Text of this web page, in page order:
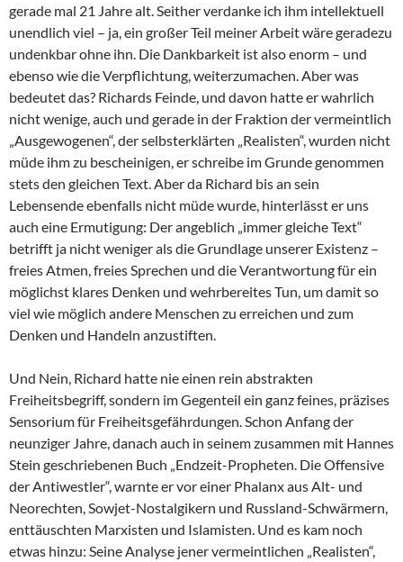
gerade mal 21 Jahre alt. Seither verdanke ich ihm intellektuell
unendlich viel – ja, ein großer Teil meiner Arbeit wäre geradezu
undenkbar ohne ihn. Die Dankbarkeit ist also enorm – und
ebenso wie die Verpflichtung, weiterzumachen. Aber was
bedeutet das? Richards Feinde, und davon hatte er wahrlich
nicht wenige, auch und gerade in der Fraktion der vermeintlich
„Ausgewogenen“, der selbsterklärten „Realisten“, wurden nicht
müde ihm zu bescheinigen, er schreibe im Grunde genommen
stets den gleichen Text. Aber da Richard bis an sein
Lebensende ebenfalls nicht müde wurde, hinterlässt er uns
auch eine Ermutigung: Der angeblich „immer gleiche Text“
betrifft ja nicht weniger als die Grundlage unserer Existenz –
freies Atmen, freies Sprechen und die Verantwortung für ein
möglichst klares Denken und wehrbereites Tun, um damit so
viel wie möglich andere Menschen zu erreichen und zum
Denken und Handeln anzustiften.
Und Nein, Richard hatte nie einen rein abstrakten
Freiheitsbegriff, sondern im Gegenteil ein ganz feines, präzises
Sensorium für Freiheitsgefährdungen. Schon Anfang der
neunziger Jahre, danach auch in seinem zusammen mit Hannes
Stein geschriebenen Buch „Endzeit-Propheten. Die Offensive
der Antiwestler“, warnte er vor einer Phalanx aus Alt- und
Neorechten, Sowjet-Nostalgikern und Russland-Schwärmern,
enttäuschten Marxisten und Islamisten. Und es kam noch
etwas hinzu: Seine Analyse jener vermeintlichen „Realisten“,